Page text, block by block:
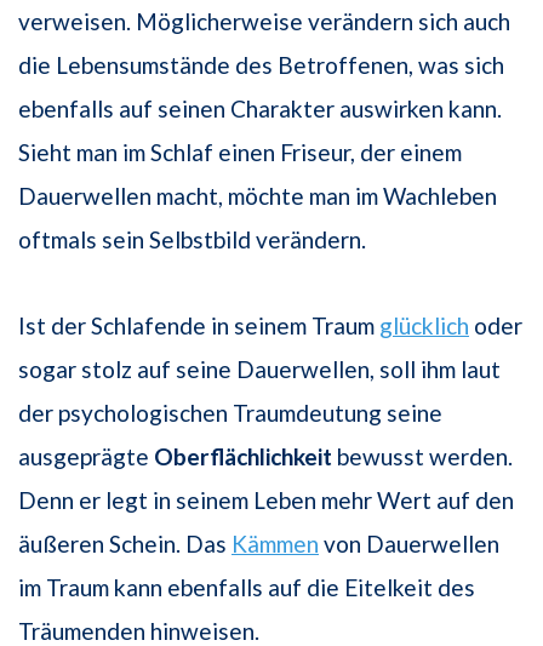
verweisen. Möglicherweise verändern sich auch
die Lebensumstände des Betroffenen, was sich
ebenfalls auf seinen Charakter auswirken kann.
Sieht man im Schlaf einen Friseur, der einem
Dauerwellen macht, möchte man im Wachleben
oftmals sein Selbstbild verändern.
Ist der Schlafende in seinem Traum glücklich oder
sogar stolz auf seine Dauerwellen, soll ihm laut
der psychologischen Traumdeutung seine
ausgeprägte Oberflächlichkeit bewusst werden.
Denn er legt in seinem Leben mehr Wert auf den
äußeren Schein. Das Kämmen von Dauerwellen
im Traum kann ebenfalls auf die Eitelkeit des
Träumenden hinweisen.